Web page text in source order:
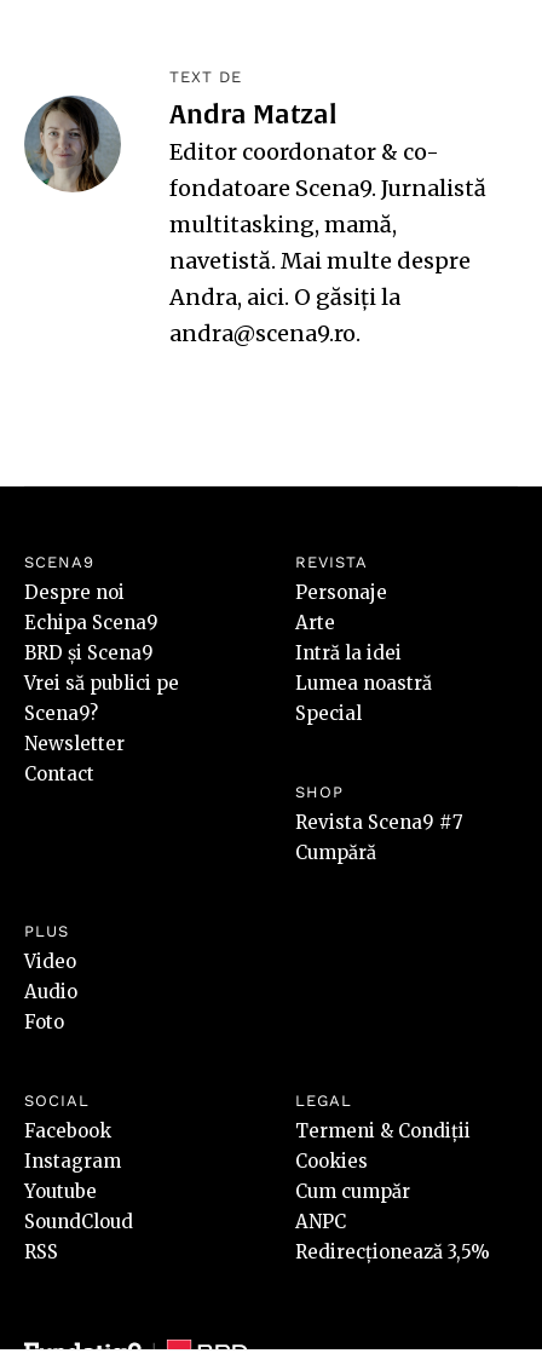
TEXT DE
Andra Matzal
Editor coordonator & co-
fondatoare Scena9. Jurnalistă
multitasking, mamă,
navetistă. Mai multe despre
Andra, aici. O găsiți la
andra@scena9.ro.
SCENA9
Despre noi
Echipa Scena9
BRD și Scena9
Vrei să publici pe
Scena9?
Newsletter
Contact
REVISTA
Personaje
Arte
Intră la idei
Lumea noastră
Special
SHOP
Revista Scena9 #7
Cumpără
PLUS
Video
Audio
Foto
SOCIAL
Facebook
Instagram
Youtube
SoundCloud
RSS
LEGAL
Termeni & Condiții
Cookies
Cum cumpăr
ANPC
Redirecționează 3,5%